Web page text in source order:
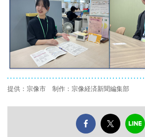
提供：宗像市 制作：宗像経済新聞編集部